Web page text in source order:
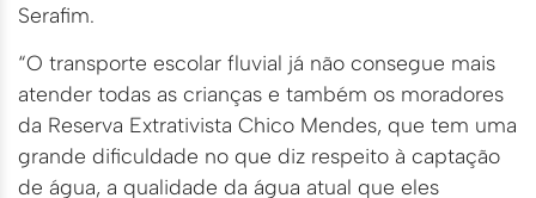
Serafim.
“O transporte escolar fluvial já não consegue mais
atender todas as crianças e também os moradores
da Reserva Extrativista Chico Mendes, que tem uma
grande dificuldade no que diz respeito à captação
de água, a qualidade da água atual que eles